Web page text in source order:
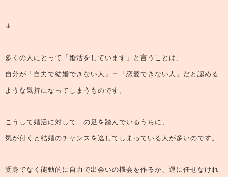
↓
多くの人にとって「婚活をしています」と言うことは、
自分が「自力で結婚できない人」＝「恋愛できない人」だと認める
ような気持になってしまうものです。
こうして婚活に対して二の足を踏んでいるうちに、
気が付くと結婚のチャンスを逃してしまっている人が多いのです。
受身でなく能動的に自力で出会いの機会を作るか、運に任せなけれ